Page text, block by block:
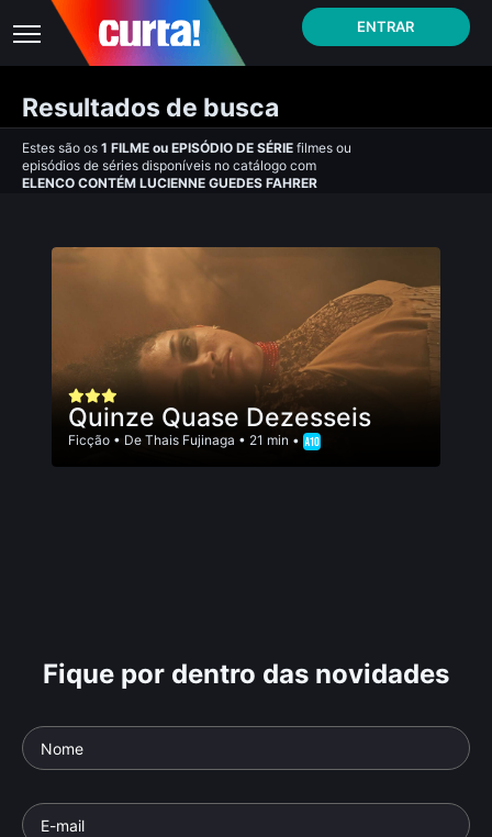
ENTRAR
Resultados de busca
Estes são os 1 FILME ou EPISÓDIO DE SÉRIE filmes ou
episódios de séries disponíveis no catálogo com
ELENCO CONTÉM LUCIENNE GUEDES FAHRER
Quinze Quase Dezesseis
Ficção • De Thais Fujinaga • 21 min •
Fique por dentro das novidades